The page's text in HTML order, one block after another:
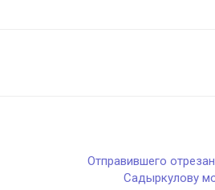
Отправившего
Садыркулову